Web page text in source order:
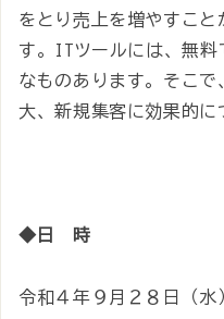
をとり売上を増やすこと
す。ITツールには、無料
なものあります。そこ
大、新規集客に効果的に
◆日 時
令和４年９月２８日（